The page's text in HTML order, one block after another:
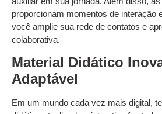
proporcionam momentos de interação
você amplie sua rede de contatos e
colaborativa.
Material Didático
Adaptável
Em um mundo cada vez mais digital,